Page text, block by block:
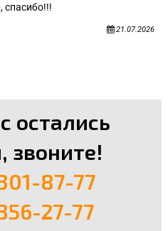
спасибо!!!
21.07.2026
остались
звоните!
87-77
27-77